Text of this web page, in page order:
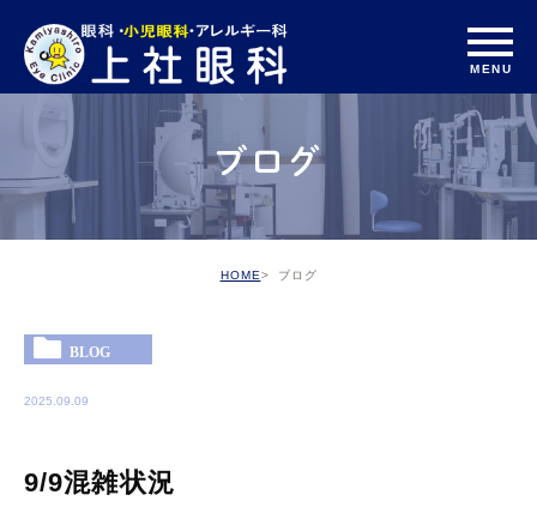
ブログ
HOME ブログ
BLOG
2025.09.09
9/9混雑状況